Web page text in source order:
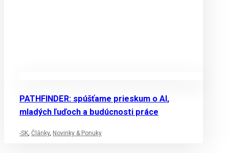
PATHFINDER: spúšťame prieskum o AI,
mladých ľuďoch a budúcnosti práce
-SK, Články, Novinky & Ponuky